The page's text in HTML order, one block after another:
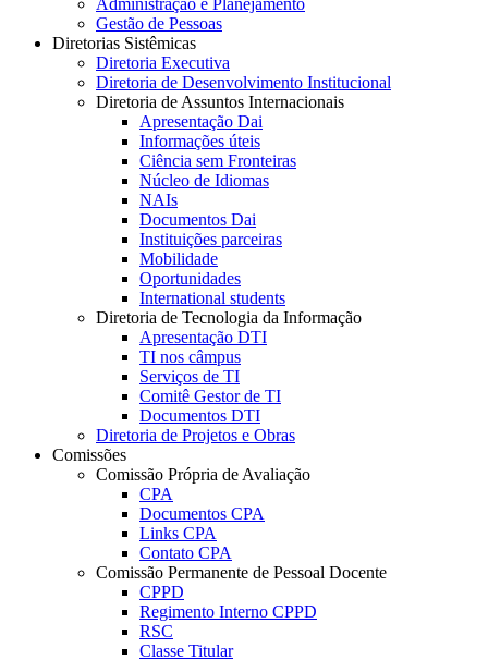
Administração e Planejamento
Gestão de Pessoas
Diretorias Sistêmicas
Diretoria Executiva
Diretoria de Desenvolvimento Institucional
Diretoria de Assuntos Internacionais
Apresentação Dai
Informações úteis
Ciência sem Fronteiras
Núcleo de Idiomas
NAIs
Documentos Dai
Instituições parceiras
Mobilidade
Oportunidades
International students
Diretoria de Tecnologia da Informação
Apresentação DTI
TI nos câmpus
Serviços de TI
Comitê Gestor de TI
Documentos DTI
Diretoria de Projetos e Obras
Comissões
Comissão Própria de Avaliação
CPA
Documentos CPA
Links CPA
Contato CPA
Comissão Permanente de Pessoal Docente
CPPD
Regimento Interno CPPD
RSC
Classe Titular